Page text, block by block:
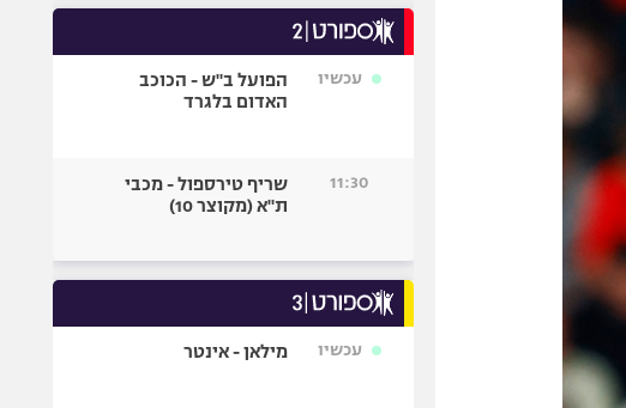
עכשיו
הפועל ב"ש - הכוכב
האדום בלגרד
11:30
שריף טירספול - מכבי
ת"א (מקוצר 10)
עכשיו מילאן - אינטר